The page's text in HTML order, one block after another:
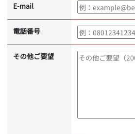
E-mail
電話番号
その他ご要望